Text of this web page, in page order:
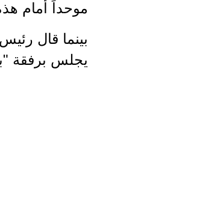
موحداً أمام
بينما قال
يجلس برفقة